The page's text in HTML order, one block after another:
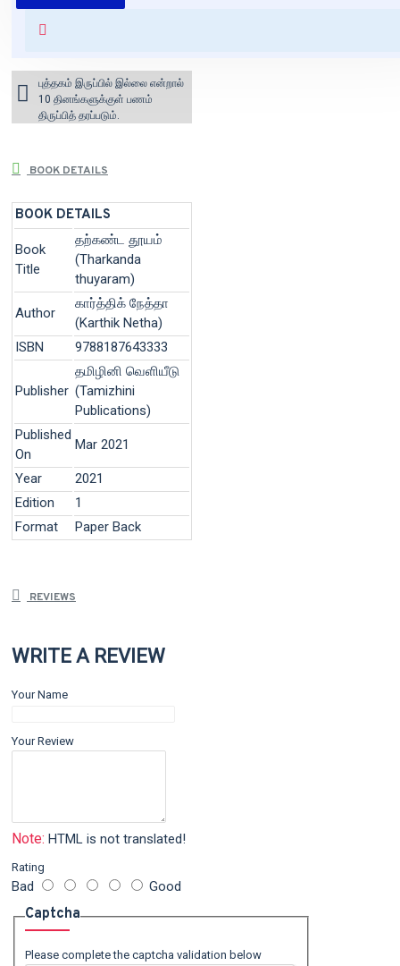
for orders above ₹1000 within
புத்தகம் இருப்பில் இல்லை என்றால்
10 தினங்களுக்குள் பணம்
திருப்பித் தரப்படும்.
BOOK DETAILS
BOOK DETAILS
Book
Title
தற்கண்ட தூயம்
(Tharkanda
thuyaram)
Author
கார்த்திக் நேத்தா
(Karthik Netha)
ISBN
9788187643333
Publisher
தமிழினி வெளியீடு
(Tamizhini
Publications)
Published
On
Mar 2021
Year
2021
Edition
1
Format
Paper Back
REVIEWS
WRITE A REVIEW
Your Name
Your Review
Note: HTML is not translated!
Rating
Bad Good
Captcha
Please complete the captcha validation below